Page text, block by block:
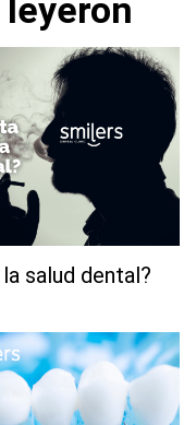
salud dental?